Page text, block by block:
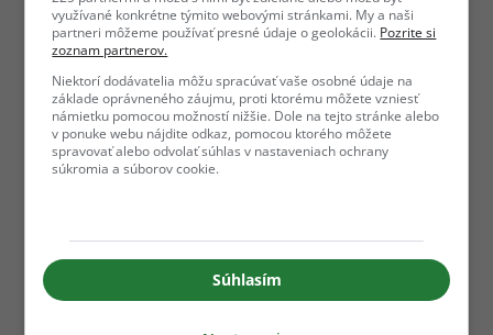
využívané konkrétne týmito webovými stránkami. My a naši
partneri môžeme používať presné údaje o geolokácii. Pozrite si
zoznam partnerov.
Niektorí dodávatelia môžu spracúvať vaše osobné údaje na
základe oprávneného záujmu, proti ktorému môžete vzniesť
námietku pomocou možností nižšie. Dole na tejto stránke alebo
v ponuke webu nájdite odkaz, pomocou ktorého môžete
spravovať alebo odvolať súhlas v nastaveniach ochrany
súkromia a súborov cookie.
Súhlasím